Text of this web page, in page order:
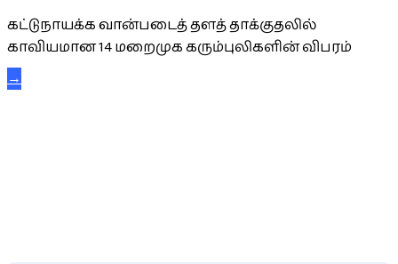
கட்டுநாயக்க வான்படைத் தளத் தாக்குதலில்
காவியமான 14 மறைமுக கரும்புலிகளின் விபரம்
→